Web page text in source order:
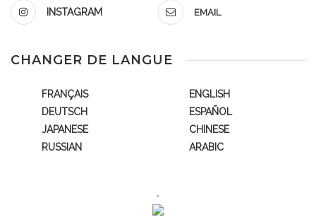
INSTAGRAM EMAIL
CHANGER DE LANGUE
FRANÇAIS
ENGLISH
DEUTSCH
ESPAÑOL
JAPANESE
CHINESE
RUSSIAN
ARABIC
.